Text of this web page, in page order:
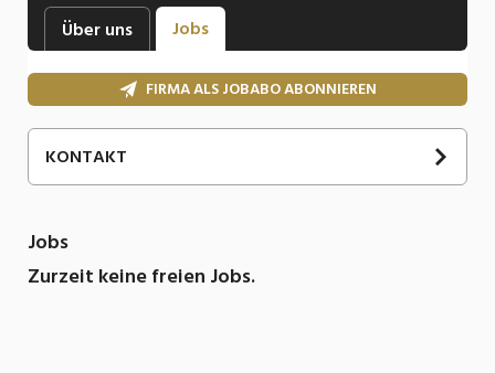
Über uns Jobs
FIRMA ALS JOBABO ABONNIEREN
KONTAKT
Jobs
Zurzeit keine freien Jobs.